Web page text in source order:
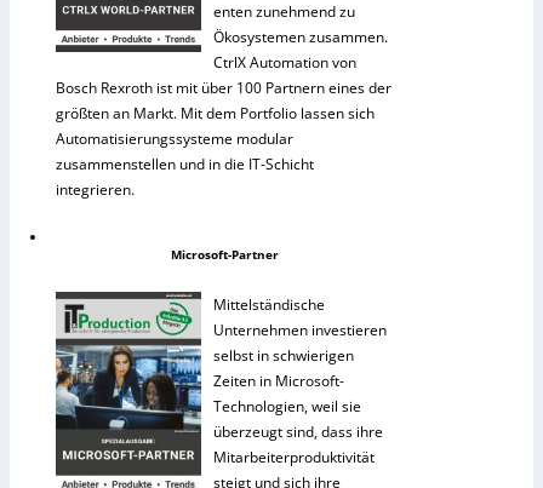
enten zunehmend zu
Ökosystemen zusammen.
CtrlX Automation von
Bosch Rexroth ist mit über 100 Partnern eines der
größten an Markt. Mit dem Portfolio lassen sich
Automatisierungssysteme modular
zusammenstellen und in die IT-Schicht
integrieren.
Microsoft-Partner
Mittelständische
Unternehmen investieren
selbst in schwierigen
Zeiten in Microsoft-
Technologien, weil sie
überzeugt sind, dass ihre
Mitarbeiterproduktivität
steigt und sich ihre